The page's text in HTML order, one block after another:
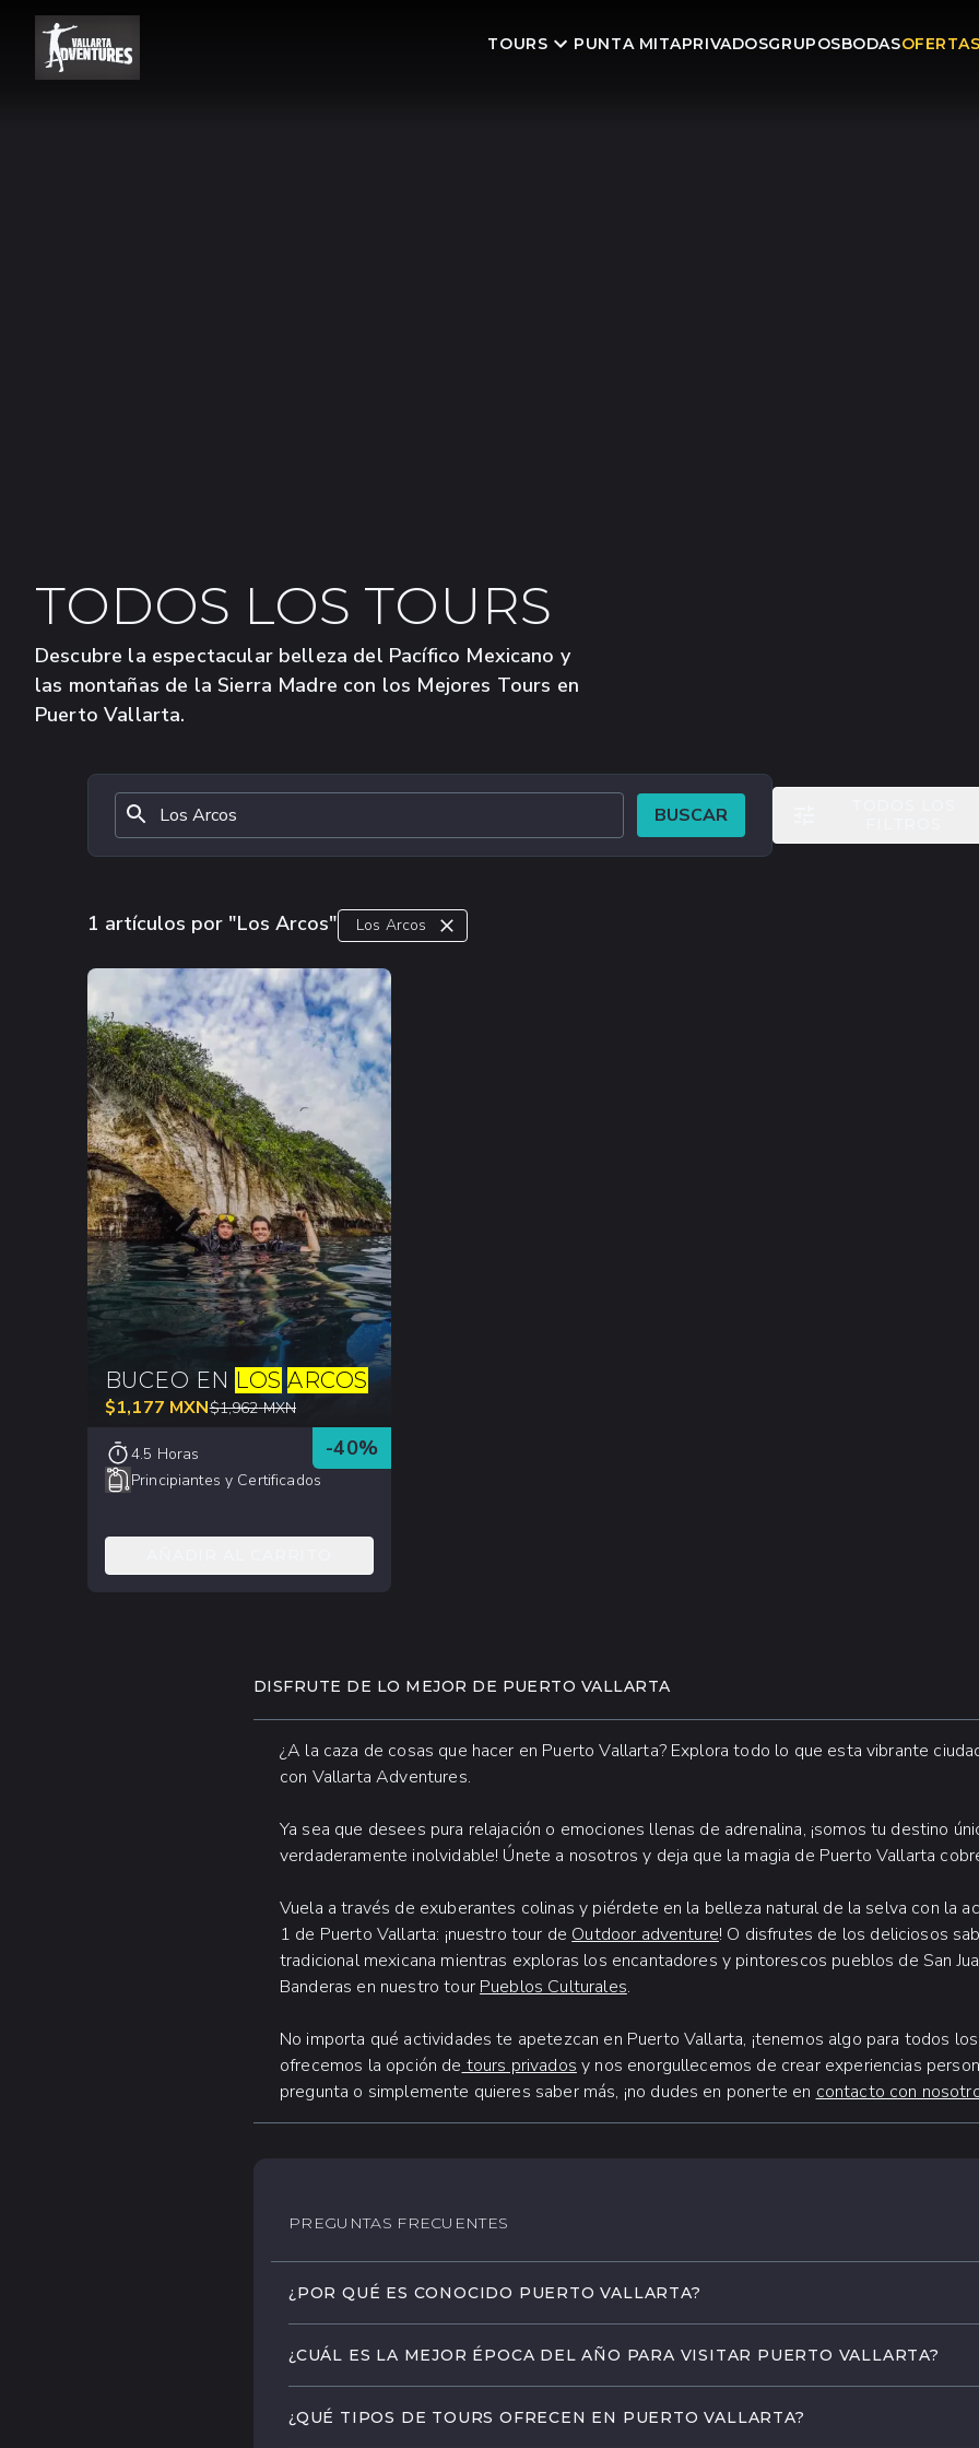
TOURS PUNTA MITAPRIVADOSGRUPOSBODASOFERTAS
TODOS LOS TOURS
Descubre la espectacular belleza del Pacífico Mexicano y
las montañas de la Sierra Madre con los Mejores Tours en
Puerto Vallarta.
BUSCAR
1 artículos por "Los Arcos" Los Arcos
BUCEO EN LOS ARCOS
$1,177 MXN$1,962 MXN
-40%
4.5 Horas
Principiantes y Certificados
DISFRUTE DE LO MEJOR DE PUERTO VALLARTA
¿A la caza de cosas que hacer en Puerto Vallarta? Explora todo lo que esta vibrante
con Vallarta Adventures.
Ya sea que desees pura relajación o emociones llenas de adrenalina, ¡somos tu destino
verdaderamente inolvidable! Únete a nosotros y deja que la magia de Puerto Vallarta
Vuela a través de exuberantes colinas y piérdete en la belleza natural de la selva con la
1 de Puerto Vallarta: ¡nuestro tour de Outdoor adventure! O disfrutes de los deliciosos
tradicional mexicana mientras exploras los encantadores y pintorescos pueblos de San
Banderas en nuestro tour Pueblos Culturales.
No importa qué actividades te apetezcan en Puerto Vallarta, ¡tenemos algo para todos
ofrecemos la opción de tours privados y nos enorgullecemos de crear experiencias
pregunta o simplemente quieres saber más, ¡no dudes en ponerte en contacto con
PREGUNTAS FRECUENTES
¿POR QUÉ ES CONOCIDO PUERTO VALLARTA?
cristalinas, exuberantes selvas, animada vida nocturna, rico patrimonio cultural y
destino popular que atrae por igual a parejas, familias, amigos que viajan en grupo y
¿CUÁL ES LA MEJOR ÉPOCA DEL AÑO PARA VISITAR PUERTO VALLARTA?
visitar en cualquier época. Desde finales de otoño hasta principios de primavera, de
¿QUÉ TIPOS DE TOURS OFRECEN EN PUERTO VALLARTA?